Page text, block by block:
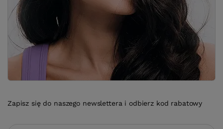
Zapisz się do naszego newslettera i odbierz kod rabatowy